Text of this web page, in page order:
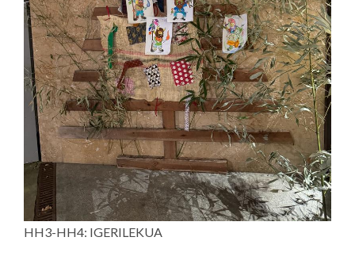
HH3-HH4: IGERILEKUA